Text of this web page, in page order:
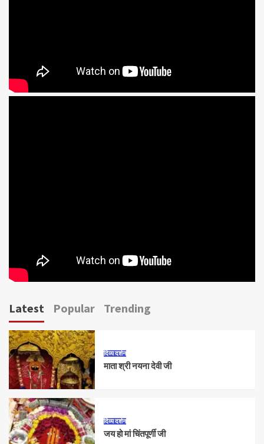
Latest Popular Trending
दिव्य दर्शन
माता श्री नयना देवी जी
दिव्य दर्शन
जय हो मां चिंतपूर्णी जी